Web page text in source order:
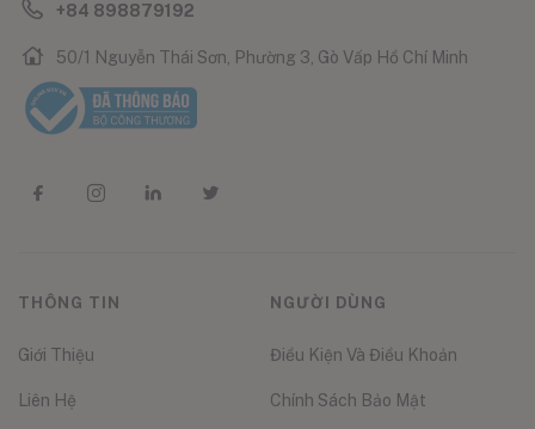
+84 898879192
50/1 Nguyễn Thái Sơn, Phường 3, Gò Vấp Hồ Chí Minh
THÔNG TIN
Giới Thiệu
Liên Hệ
NGƯỜI DÙNG
Điều Kiện Và Điều Khoản
Chính Sách Bảo Mật